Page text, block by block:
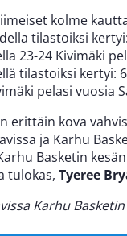
kolme
tilastoiksi
23-24 Kivimäki
tilastoiksi kertyi:
pelasi vuosia
erittäin kova
ja Karhu
Basketin
tulokas, Tyeree
Karhu Basketin